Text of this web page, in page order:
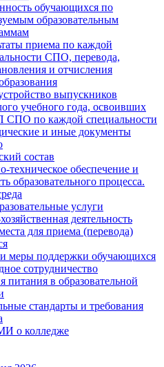
обучающихся по
образовательным
приема по каждой
СПО, перевода,
и отчисления
выпускников
учебного года, освоивших
по каждой специальности
и иные документы
состав
техническое обеспечение и
образовательного процесса.
услуги
деятельность
для приема (перевода)
меры поддержки обучающихся
сотрудничество
питания в образовательной
стандарты и требования
о колледже